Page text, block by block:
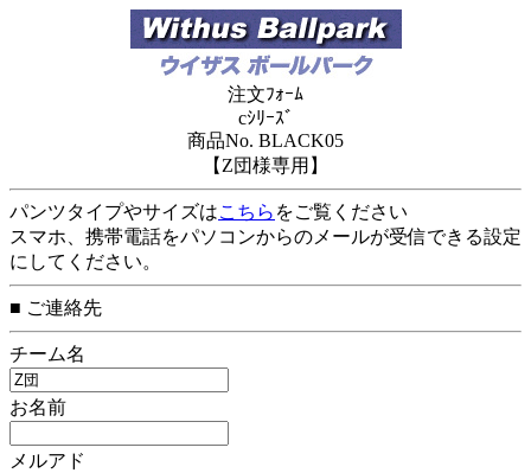
注文ﾌｫｰﾑ
cｼﾘｰｽﾞ
商品No. BLACK05
【Z団様専用】
パンツタイプやサイズはこちら をご覧ください
スマホ、携帯電話をパソコンからのメールが受信できる設定
にしてください。
■ ご連絡先
チーム名
お名前
メルアド